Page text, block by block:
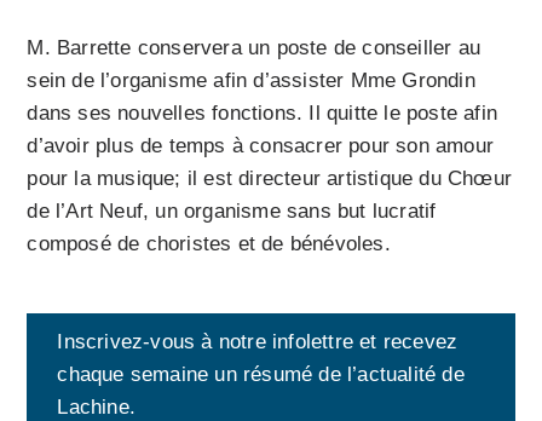
M. Barrette conservera un poste de conseiller au
sein de l’organisme afin d’assister Mme Grondin
dans ses nouvelles fonctions. Il quitte le poste afin
d’avoir plus de temps à consacrer pour son amour
pour la musique; il est directeur artistique du Chœur
de l’Art Neuf, un organisme sans but lucratif
composé de choristes et de bénévoles.
Inscrivez-vous à notre infolettre et recevez
chaque semaine un résumé de l’actualité de
Lachine.